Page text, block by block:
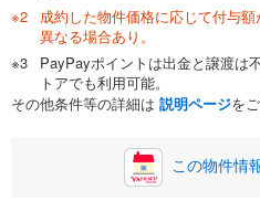
成約した物件価格に応じて付与
異なる場合あり。
PayPayポイントは出金と譲渡は
トアでも利用可能。
その他条件等の詳細は 説明ページを
この物件情